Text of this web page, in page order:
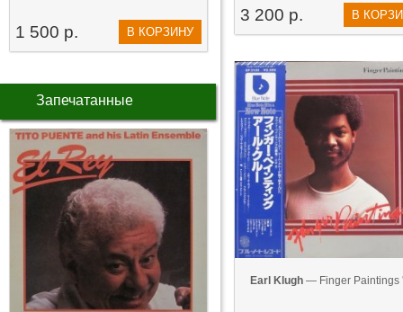
1 500 р. В КОРЗИНУ
Запечатанные
3 200 р. В
Earl Klugh — Finger Paintings